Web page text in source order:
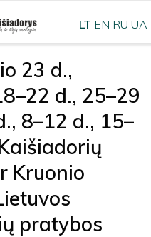
23 d.,
d., 25–29
8–12 d., 15–
Kruonio
pratybos
LT EN RU UA